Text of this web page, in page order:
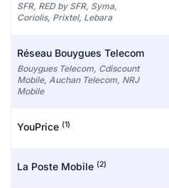
SFR, RED by SFR, Syma,
Coriolis, Prixtel, Lebara
Réseau Bouygues Telecom
Bouygues Telecom, Cdiscount
Mobile, Auchan Telecom, NRJ
Mobile
YouPrice (1)
La Poste Mobile (2)